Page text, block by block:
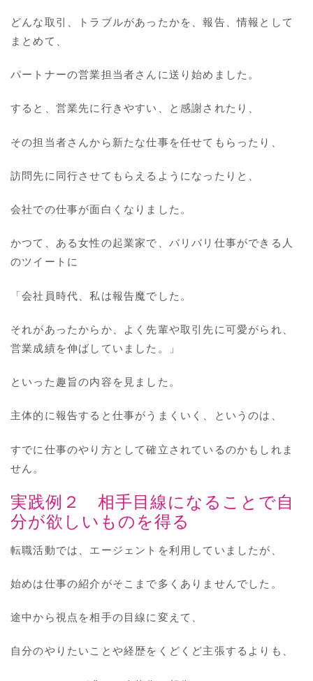
どんな取引、トラブルがあったかを、報告、情報として
まとめて、
パートナーの営業担当者さんに送り始めました。
すると、営業先に行きやすい、と感謝されたり、
その担当者さんから新たな仕事を任せてもらったり、
訪問先に同行させてもらえるようになったりと、
会社での仕事が面白くなりました。
かつて、ある女性の起業家で、バリバリ仕事ができる人
のツイートに
「会社員時代、私は報告魔でした。
それがあったからか、よく先輩や取引先に可愛がられ、
営業成績を伸ばしていました。」
といった趣旨の内容を見ました。
主体的に報告すると仕事がうまくいく、というのは、
すでに仕事のやり方として確立されているのかもしれま
せん。
実践例２ 相手目線になることで自
分が欲しいものを得る
転職活動では、エージェントを利用していましたが、
始めは仕事の紹介がそこまで多くありませんでした。
途中から視点を相手の目線に変えて、
自分のやりたいことや経歴をくどくど主張するよりも、